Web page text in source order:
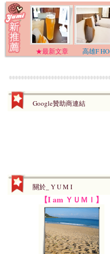
★最新文章 高雄F HO
Google贊助商連結
關於_ Y U M I
【I am ＹＵＭＩ】